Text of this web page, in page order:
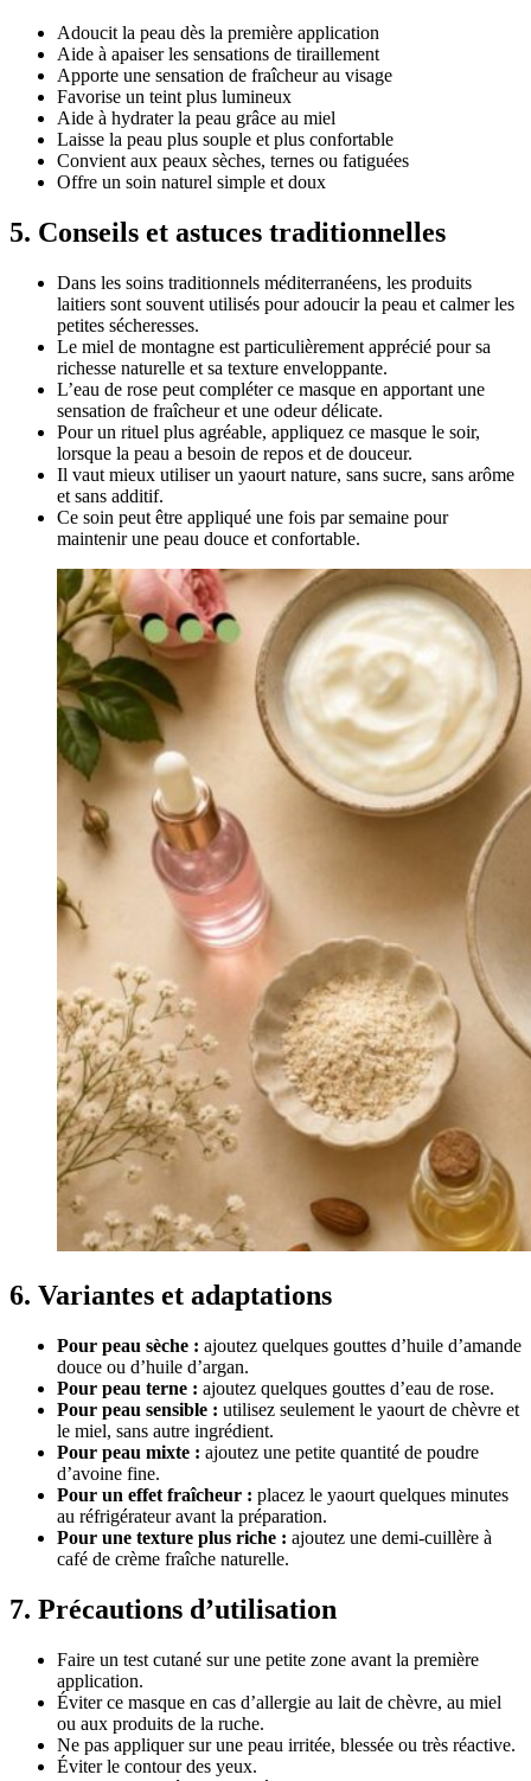
Adoucit la peau dès la première application
Aide à apaiser les sensations de tiraillement
Apporte une sensation de fraîcheur au visage
Favorise un teint plus lumineux
Aide à hydrater la peau grâce au miel
Laisse la peau plus souple et plus confortable
Convient aux peaux sèches, ternes ou fatiguées
Offre un soin naturel simple et doux
5. Conseils et astuces traditionnelles
Dans les soins traditionnels méditerranéens, les produits
laitiers sont souvent utilisés pour adoucir la peau et calmer les
petites sécheresses.
Le miel de montagne est particulièrement apprécié pour sa
richesse naturelle et sa texture enveloppante.
L’eau de rose peut compléter ce masque en apportant une
sensation de fraîcheur et une odeur délicate.
Pour un rituel plus agréable, appliquez ce masque le soir,
lorsque la peau a besoin de repos et de douceur.
Il vaut mieux utiliser un yaourt nature, sans sucre, sans arôme
et sans additif.
Ce soin peut être appliqué une fois par semaine pour
maintenir une peau douce et confortable.
6. Variantes et adaptations
Pour peau sèche : ajoutez quelques gouttes d’huile d’amande
douce ou d’huile d’argan.
Pour peau terne : ajoutez quelques gouttes d’eau de rose.
Pour peau sensible : utilisez seulement le yaourt de chèvre et
le miel, sans autre ingrédient.
Pour peau mixte : ajoutez une petite quantité de poudre
d’avoine fine.
Pour un effet fraîcheur : placez le yaourt quelques minutes
au réfrigérateur avant la préparation.
Pour une texture plus riche : ajoutez une demi-cuillère à
café de crème fraîche naturelle.
7. Précautions d’utilisation
Faire un test cutané sur une petite zone avant la première
application.
Éviter ce masque en cas d’allergie au lait de chèvre, au miel
ou aux produits de la ruche.
Ne pas appliquer sur une peau irritée, blessée ou très réactive.
Éviter le contour des yeux.